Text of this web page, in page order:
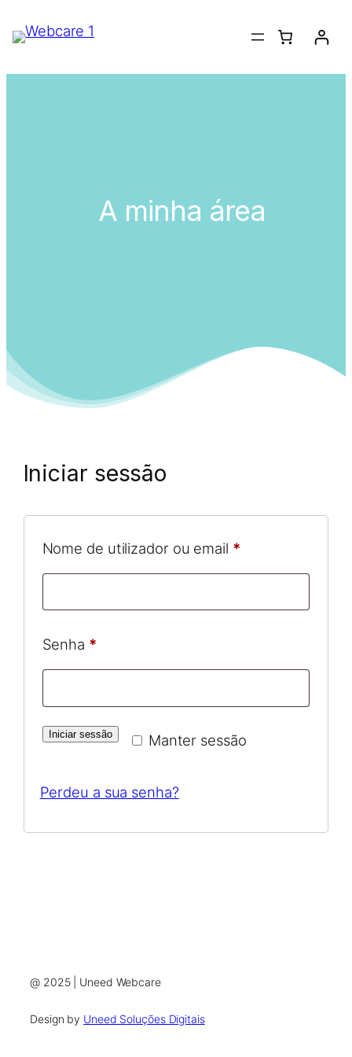
A minha área
Iniciar sessão
Nome de utilizador ou email *Obrigatório
Senha *Obrigatório
Manter sessão
Iniciar sessão
Perdeu a sua senha?
@ 2025 | Uneed Webcare
Design by Uneed Soluções Digitais